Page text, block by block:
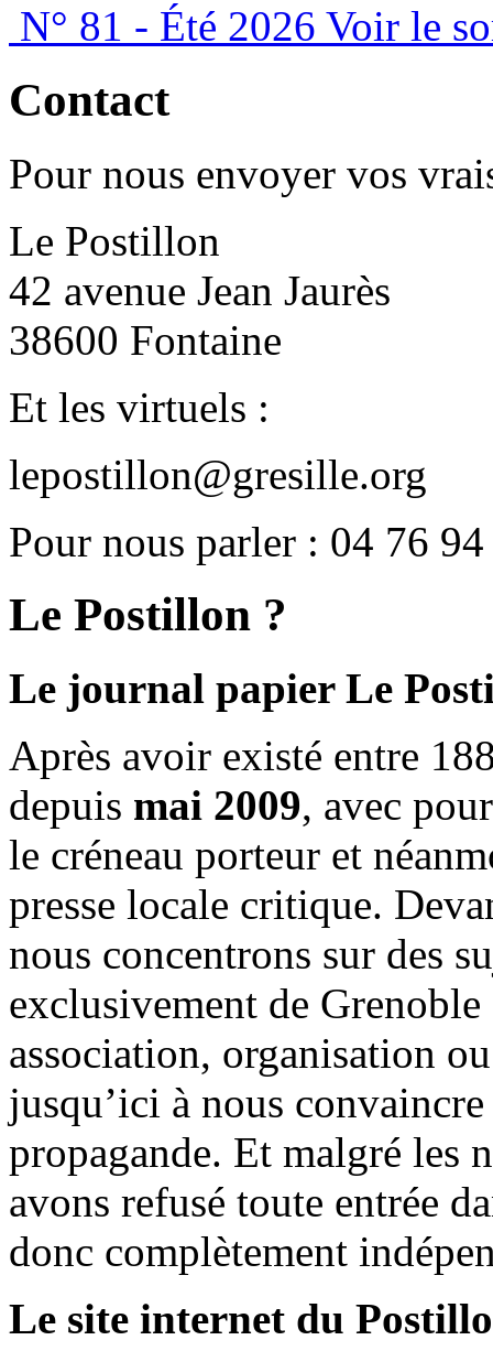
N° 81 - Été 2026 Voir le
Contact
Pour nous envoyer vos
Le Postillon
42 avenue Jean Jaurès
38600 Fontaine
Et les virtuels :
lepostillon@gresille.org
Pour nous parler : 04 76
Le Postillon ?
Le journal papier Le
Après avoir existé entre
depuis mai 2009, avec
le créneau porteur et
presse locale critique.
nous concentrons sur des
exclusivement de
association, organisation
jusqu’ici à nous
propagande. Et malgré les
avons refusé toute entrée
donc complètement
Le site internet du